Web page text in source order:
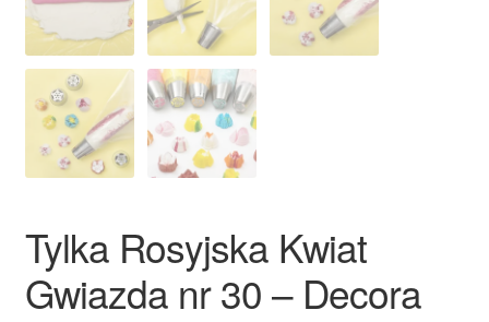
Tylka Rosyjska Kwiat
Gwiazda nr 30 – Decora